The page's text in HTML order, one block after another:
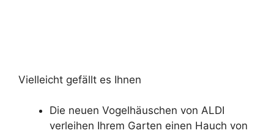
Vielleicht gefällt es Ihnen
Die neuen Vogelhäuschen von ALDI
verleihen Ihrem Garten einen Hauch von